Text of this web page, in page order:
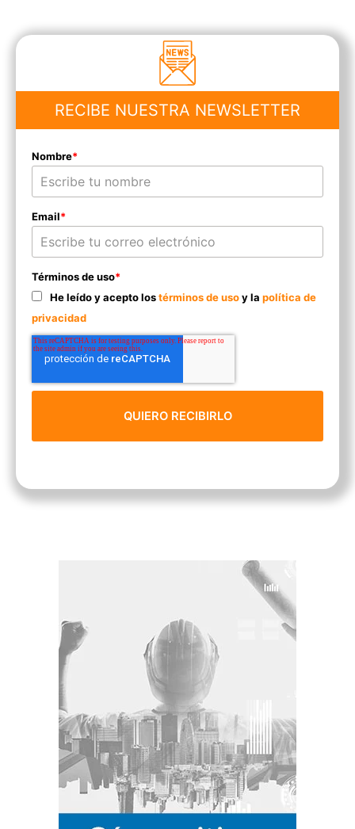
RECIBE NUESTRA NEWSLETTER
Nombre*
Email*
Términos de uso*
He leído y acepto lostérminos de usoy la política de
privacidad